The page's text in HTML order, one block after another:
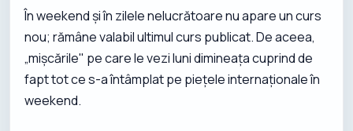
În weekend și în zilele nelucrătoare nu apare un curs
nou; rămâne valabil ultimul curs publicat. De aceea,
„mișcările" pe care le vezi luni dimineața cuprind de
fapt tot ce s-a întâmplat pe piețele internaționale în
weekend.